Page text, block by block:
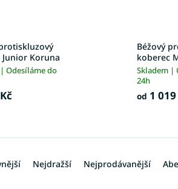
Koruna
Odesíláme do
Béžový
koberec
Skladem |
24h
od 1
Nejdražší Nejprodávanější